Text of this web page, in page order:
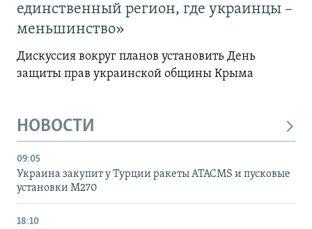
единственный регион, где украинцы –
меньшинство»
Дискуссия вокруг планов установить День
защиты прав украинской общины Крыма
НОВОСТИ
09:05
Украина закупит у Турции ракеты ATACMS и пусковые
установки M270
18:10